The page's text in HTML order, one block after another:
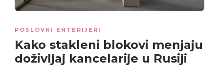
POSLOVNI ENTERIJERI
Kako stakleni blokovi menjaju
doživljaj kancelarije u Rusiji